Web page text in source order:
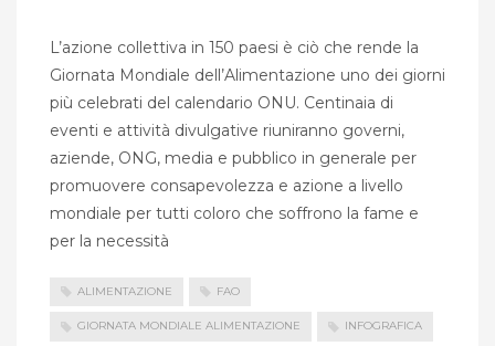
L’azione collettiva in 150 paesi è ciò che rende la
Giornata Mondiale dell’Alimentazione uno dei giorni
più celebrati del calendario ONU. Centinaia di
eventi e attività divulgative riuniranno governi,
aziende, ONG, media e pubblico in generale per
promuovere consapevolezza e azione a livello
mondiale per tutti coloro che soffrono la fame e
per la necessità
ALIMENTAZIONE FAO
GIORNATA MONDIALE ALIMENTAZIONE INFOGRAFICA